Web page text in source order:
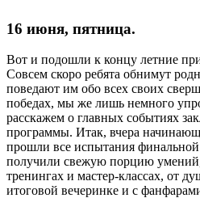
16 июня, пятница.
Вот и подошли к концу летние
Совсем скоро ребята обнимут
поведают им обо всех своих
победах, мы же лишь немного
расскажем о главных событиях
программы. Итак, вчера
прошли все испытания
получили свежую порцию
тренингах и мастер-классах, от
итоговой вечеринке и с